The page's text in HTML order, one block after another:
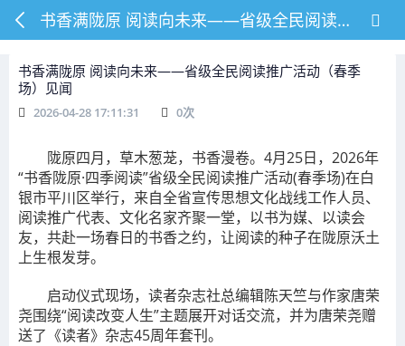
书香满陇原 阅读向未来——省级全民阅读推广活动（春季场）见闻
书香满陇原 阅读向未来——省级全民阅读推广活动（春季
场）见闻
2026-04-28 17:11:31 0次
陇原四月，草木葱茏，书香漫卷。4月25日，2026年
“书香陇原·四季阅读”省级全民阅读推广活动(春季场)在白
银市平川区举行，来自全省宣传思想文化战线工作人员、
阅读推广代表、文化名家齐聚一堂，以书为媒、以读会
友，共赴一场春日的书香之约，让阅读的种子在陇原沃土
上生根发芽。
启动仪式现场，读者杂志社总编辑陈天竺与作家唐荣
尧围绕“阅读改变人生”主题展开对话交流，并为唐荣尧赠
送了《读者》杂志45周年套刊。